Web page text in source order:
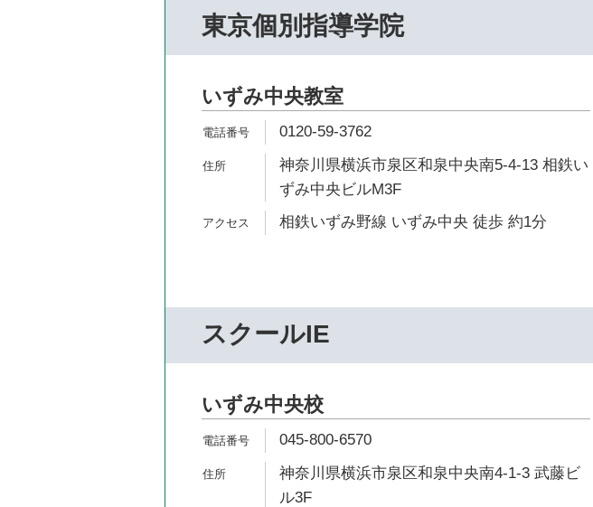
東京個別指導学院
いずみ中央教室
0120-59-3762
神奈川県横浜市泉区和泉中央南5-4-13 相鉄い
ずみ中央ビルM3F
相鉄いずみ野線 いずみ中央 徒歩 約1分
スクールIE
いずみ中央校
045-800-6570
神奈川県横浜市泉区和泉中央南4-1-3 武藤ビ
ル3F